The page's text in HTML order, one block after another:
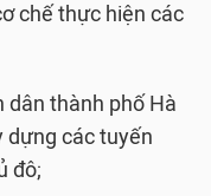
chế thực hiện các
dân thành phố Hà
dựng các tuyến
đô;